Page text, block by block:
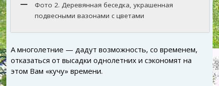
Фото 2. Деревянная беседка, украшенная
подвесными вазонами с цветами
А многолетние — дадут возможность, со временем,
отказаться от высадки однолетних и сэкономят на
этом Вам «кучу» времени.